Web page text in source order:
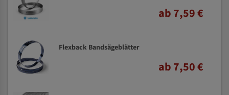
ab 7,59 €
Flexback Bandsägeblätter
ab 7,50 €